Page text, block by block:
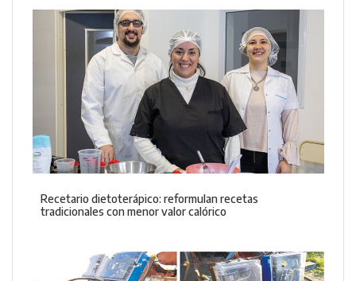
Recetario dietoterápico: reformulan recetas
tradicionales con menor valor calórico